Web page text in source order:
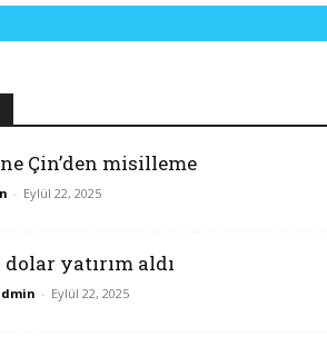
Çin’den misilleme
- Eylül 22, 2025
yatırım aldı
- Eylül 22, 2025